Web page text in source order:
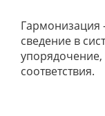
Гармонизация
сведение в
соответствия.